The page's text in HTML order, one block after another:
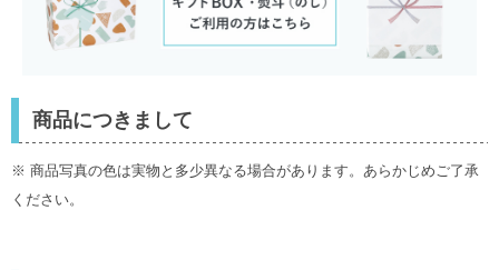
商品につきまして
※ 商品写真の色は実物と多少異なる場合があります。あらかじめご了承
ください。